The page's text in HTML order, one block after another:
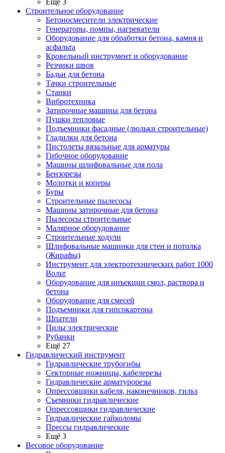
Ещё 3
Строительное оборудование
Бетоносмесители электрические
Генераторы, помпы, нагреватели
Оборудование для обработки бетона, камня и
асфальта
Кровельный инструмент и оборудование
Резчики швов
Бадьи для бетона
Тачки строительные
Станки
Вибротехника
Затирочные машины для бетона
Пушки тепловые
Подъемники фасадные (люльки строительные)
Гладилки для бетона
Пистолеты вязальные для арматуры
Гибочное оборудование
Машины шлифовальные для пола
Бензорезы
Молотки и коперы
Буры
Строительные пылесосы
Машины затирочные для бетона
Пылесосы строительные
Малярное оборудование
Строительные ходули
Шлифовальные машинки для стен и потолка
(Жирафы)
Инструмент для электротехнических работ 1000
Вольт
Оборудование для инъекции смол, раствора и
бетона
Оборудование для смесей
Подъемники для гипсокартона
Шпатели
Пилы электрические
Рубанки
Ещё 27
Гидравлический инструмент
Гидравлические трубогибы
Секторные ножницы, кабелерезы
Гидравлические арматурорезы
Опрессовщики кабеля, наконечников, гильз
Съемники гидравлические
Опрессовщики гидравлические
Гидравлические гайколомы
Прессы гидравлические
Ещё 3
Весовое оборудование